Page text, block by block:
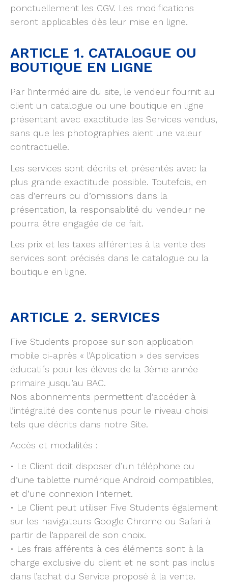
ponctuellement les CGV. Les modifications
seront applicables dès leur mise en ligne.
ARTICLE 1. CATALOGUE OU
BOUTIQUE EN LIGNE
Par l’intermédiaire du site, le vendeur fournit au
client un catalogue ou une boutique en ligne
présentant avec exactitude les Services vendus,
sans que les photographies aient une valeur
contractuelle.
Les services sont décrits et présentés avec la
plus grande exactitude possible. Toutefois, en
cas d’erreurs ou d’omissions dans la
présentation, la responsabilité du vendeur ne
pourra être engagée de ce fait.
Les prix et les taxes afférentes à la vente des
services sont précisés dans le catalogue ou la
boutique en ligne.
ARTICLE 2. SERVICES
Five Students propose sur son application
mobile ci-après « l’Application » des services
éducatifs pour les élèves de la 3ème année
primaire jusqu’au BAC.
Nos abonnements permettent d’accéder à
l’intégralité des contenus pour le niveau choisi
tels que décrits dans notre Site.
Accès et modalités :
• Le Client doit disposer d’un téléphone ou
d’une tablette numérique Android compatibles,
et d’une connexion Internet.
• Le Client peut utiliser Five Students également
sur les navigateurs Google Chrome ou Safari à
partir de l’appareil de son choix.
• Les frais afférents à ces éléments sont à la
charge exclusive du client et ne sont pas inclus
dans l’achat du Service proposé à la vente.